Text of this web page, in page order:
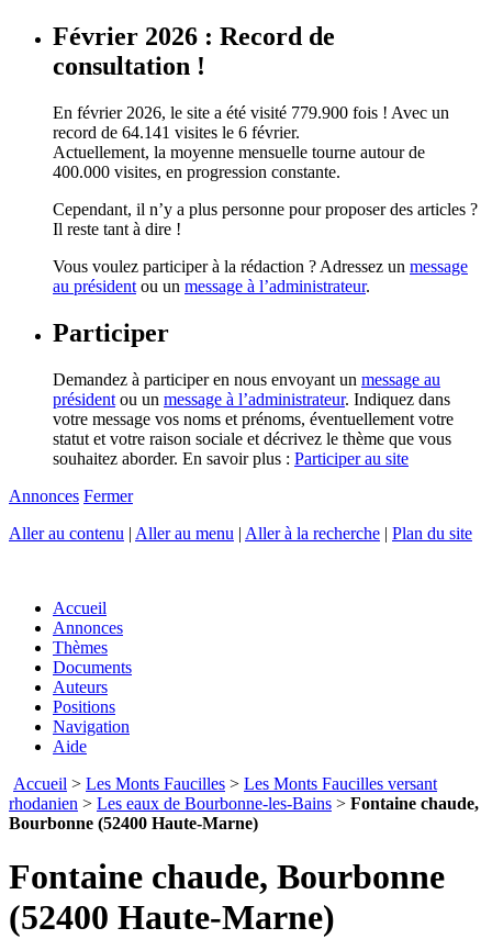
Février 2026 : Record de
consultation !
En février 2026, le site a été visité 779.900 fois ! Avec un
record de 64.141 visites le 6 février.
Actuellement, la moyenne mensuelle tourne autour de
400.000 visites, en progression constante.
Cependant, il n’y a plus personne pour proposer des articles ?
Il reste tant à dire !
Vous voulez participer à la rédaction ? Adressez un message
au président ou un message à l’administrateur.
Participer
Demandez à participer en nous envoyant un message au
président ou un message à l’administrateur. Indiquez dans
votre message vos noms et prénoms, éventuellement votre
statut et votre raison sociale et décrivez le thème que vous
souhaitez aborder. En savoir plus : Participer au site
Annonces Fermer
Aller au contenu | Aller au menu | Aller à la recherche | Plan du site
Accueil
Annonces
Thèmes
Documents
Auteurs
Positions
Navigation
Aide
Accueil > Les Monts Faucilles > Les Monts Faucilles versant
rhodanien > Les eaux de Bourbonne-les-Bains > Fontaine chaude,
Bourbonne (52400 Haute-Marne)
Fontaine chaude, Bourbonne
(52400 Haute-Marne)